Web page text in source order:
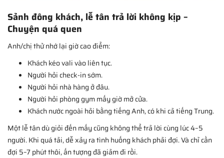
Sảnh đông khách, lễ tân trả lời không kịp –
Chuyện quá quen
Anh/chị thử nhớ lại giờ cao điểm:
Khách kéo vali vào liên tục.
Người hỏi check-in sớm.
Người hỏi nhà hàng ở đâu.
Người hỏi phòng gym mấy giờ mở cửa.
Khách nước ngoài hỏi bằng tiếng Anh, có khi cả tiếng Trung.
Một lễ tân dù giỏi đến mấy cũng không thể trả lời cùng lúc 4–5
người. Khi quá tải, dễ xảy ra tình huống khách phải đợi. Và chỉ cần
đợi 5–7 phút thôi, ấn tượng đã giảm đi rồi.